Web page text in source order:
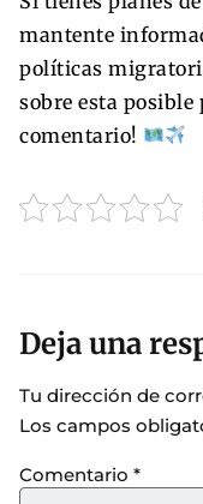
mantente
políticas
sobre esta posible
comentario!
Deja una
Tu dirección de
Los campos
Comentario *